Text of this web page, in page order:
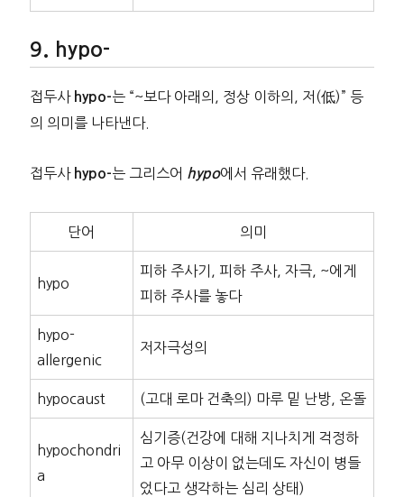
hypo-
접두사 hypo-는 “~보다 아래의, 정상 이하의, 저(低)” 등
의 의미를 나타낸다.
접두사 hypo-는 그리스어 hypo에서 유래했다.
단어 의미
hypo
피하 주사기, 피하 주사, 자극, ~에게
피하 주사를 놓다
hypo-
allergenic
저자극성의
hypocaust (고대 로마 건축의) 마루 밑 난방, 온돌
hypochondri
a
심기증(건강에 대해 지나치게 걱정하
고 아무 이상이 없는데도 자신이 병들
었다고 생각하는 심리 상태)